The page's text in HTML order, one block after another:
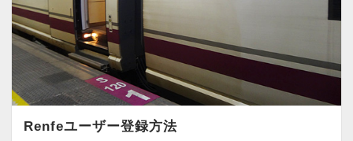
Renfeユーザー登録方法